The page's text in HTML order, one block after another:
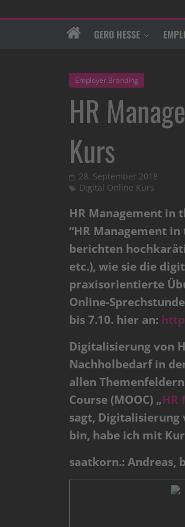
GERO HESSE
Employer Branding
HR
Kurs
28. September 2018
Digital Online Kurs
HR Management in
“HR Management
berichten
etc.), wie sie die
praxisorientierte
Online-
bis 7.10. hier an:
Digitalisierung von
Nachholbedarf in
allen
Course (MOOC) „HR
sagt, Digitalisierung
bin, habe ich mit
saatkorn.: Andreas,